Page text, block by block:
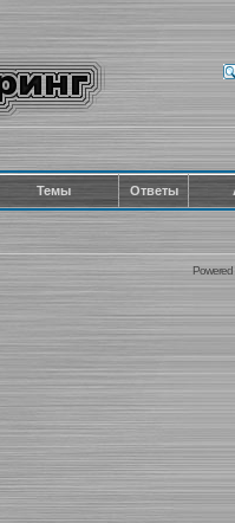
Темы Ответы